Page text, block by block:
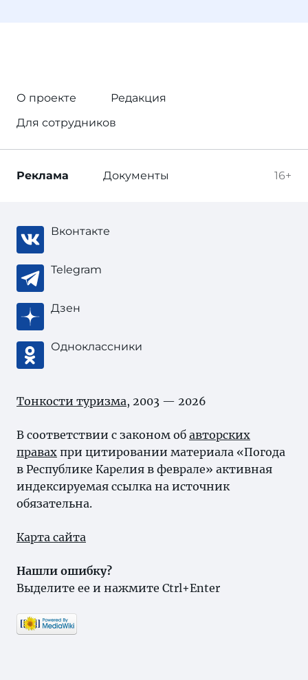
О проекте
Редакция
Для сотрудников
16+
Реклама Документы
Вконтакте
Telegram
Дзен
Одноклассники
Тонкости туризма, 2003 — 2026
В соответствии с законом об авторских
правах при цитировании материала «Погода
в Республике Карелия в феврале» активная
индексируемая ссылка на источник
обязательна.
Карта сайта
Нашли ошибку?
Выделите ее и нажмите Ctrl+Enter